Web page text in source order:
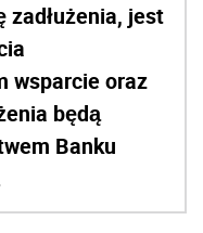
zadłużenia, jest
wsparcie oraz
będą
Banku